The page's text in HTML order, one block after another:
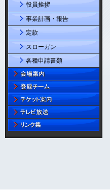
役員挨拶
事業計画・報告
定款
スローガン
各種申請書類